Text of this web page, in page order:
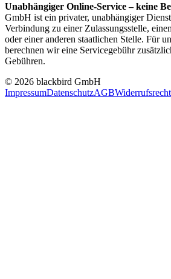
Unabhängiger Online-Service – keine
GmbH ist ein privater, unabhängiger
Verbindung zu einer Zulassungsstelle,
oder einer anderen staatlichen Stelle. Für
berechnen wir eine Servicegebühr
Gebühren.
© 2026 blackbird GmbH
ImpressumDatenschutzAGBWiderrufsrecht